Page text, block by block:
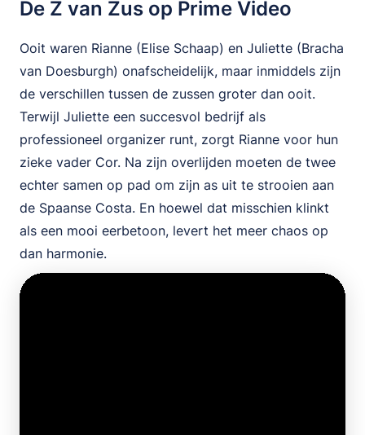
De Z van Zus op Prime Video
Ooit waren Rianne (Elise Schaap) en Juliette (Bracha
van Doesburgh) onafscheidelijk, maar inmiddels zijn
de verschillen tussen de zussen groter dan ooit.
Terwijl Juliette een succesvol bedrijf als
professioneel organizer runt, zorgt Rianne voor hun
zieke vader Cor. Na zijn overlijden moeten de twee
echter samen op pad om zijn as uit te strooien aan
de Spaanse Costa. En hoewel dat misschien klinkt
als een mooi eerbetoon, levert het meer chaos op
dan harmonie.